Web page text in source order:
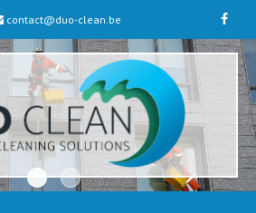
contact@duo-clean.be